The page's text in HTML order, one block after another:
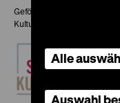
Gefördert mit Mitteln des
Kultur und Medien
Alle
Auswahl